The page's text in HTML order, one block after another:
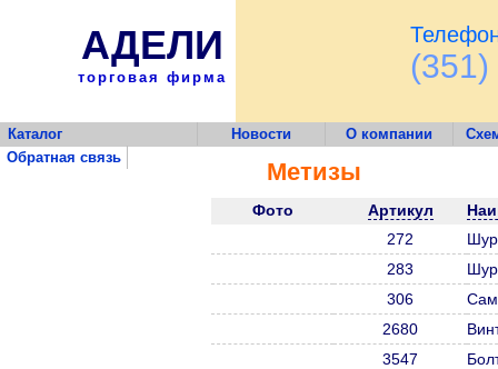
АДЕЛИ
торговая фирма (351)
Каталог Новости О компании
Обратная связь
Метизы
Фото Артикул
272
283
306
2680
3547